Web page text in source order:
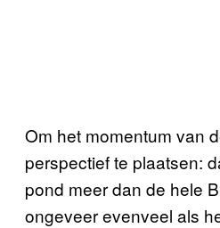
Om het momentum van
perspectief te plaatsen:
pond meer dan de hele
ongeveer evenveel als